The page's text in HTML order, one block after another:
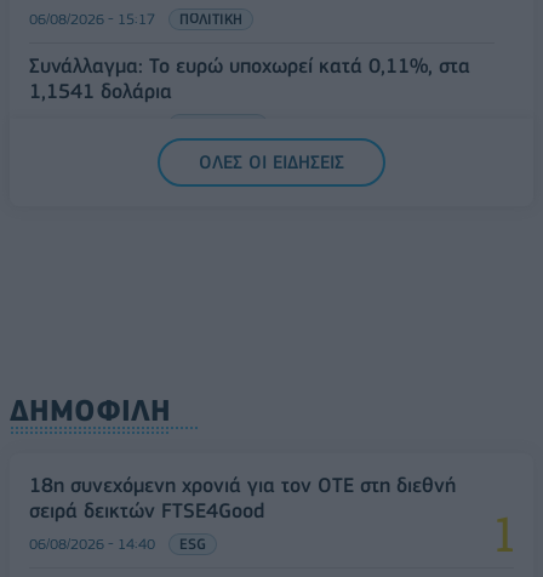
06/08/2026 - 15:17 ΠΟΛΙΤΙΚΗ
Συνάλλαγμα: Το ευρώ υποχωρεί κατά 0,11%, στα
1,1541 δολάρια
ΟΛΕΣ ΟΙ ΕΙΔΗΣΕΙΣ
ΔΗΜΟΦΙΛΗ
18η συνεχόμενη χρονιά για τον ΟΤΕ στη διεθνή
σειρά δεικτών FTSE4Good
06/08/2026 - 14:40 ESG